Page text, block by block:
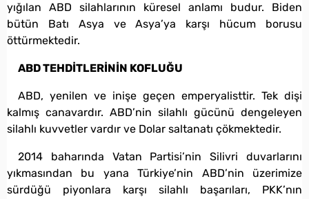
yığılan ABD silahlarının küresel anlamı budur. Biden
bütün Batı Asya ve Asya’ya karşı hücum borusu
öttürmektedir.
ABD TEHDİTLERİNİN KOFLUĞU
ABD, yenilen ve inişe geçen emperyalisttir. Tek dişi
kalmış canavardır. ABD’nin silahlı gücünü dengeleyen
silahlı kuvvetler vardır ve Dolar saltanatı çökmektedir.
2014 baharında Vatan Partisi’nin Silivri duvarlarını
yıkmasından bu yana Türkiye’nin ABD’nin üzerimize
sürdüğü piyonlara karşı silahlı başarıları, PKK’nın